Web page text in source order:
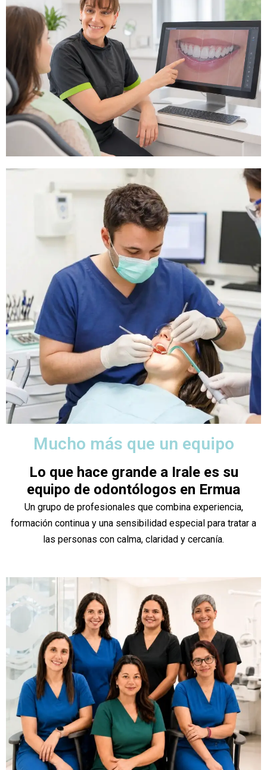
Mucho más que un equipo
Lo que hace grande a Irale es su
equipo de odontólogos en Ermua
Un grupo de profesionales que combina experiencia,
formación continua y una sensibilidad especial para tratar a
las personas con calma, claridad y cercanía.